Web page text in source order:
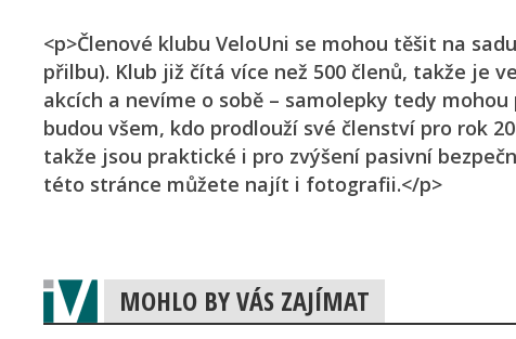
<p>Členové klubu VeloUni se mohou těšit na
přilbu). Klub již čítá více než 500 členů, takže je
akcích a nevíme o sobě – samolepky tedy
budou všem, kdo prodlouží své členství pro rok
takže jsou praktické i pro zvýšení pasivní
této stránce můžete najít i fotografii.</p>
MOHLO BY VÁS ZAJÍMAT